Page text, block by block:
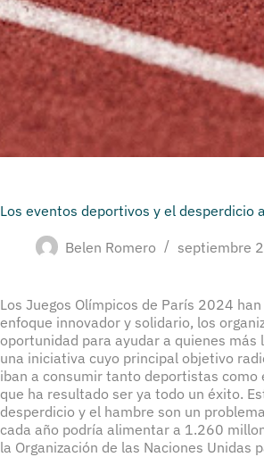
Los eventos deportivos y el desperdicio
Belen Romero septiembre
Los Juegos Olímpicos de París 2024
enfoque innovador y solidario, los
oportunidad para ayudar a quienes
una iniciativa cuyo principal objetivo
iban a consumir tanto deportistas
que ha resultado ser ya todo un éxito.
desperdicio y el hambre son un
cada año podría alimentar a 1.260
la Organización de las Naciones Unidas